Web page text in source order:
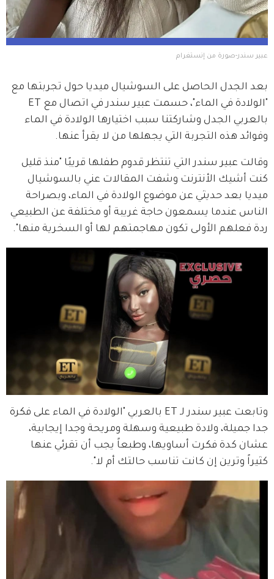
عبير سندر-صورة من إنستغرام
بعد الجدل الحاصل على السوشيال ميديا حول تجربتها مع
بالعربي الجدل وشاركتنا سبب اختيارها الولادة في الماء
وفوائد هذه التجربة التي يجهلها من لا يقرأ عنها.
وقالت عبير سندر التي تنتظر قدوم طفلها قريبًا "منذ قليل
كنت أشيك الأنترنت وشفت المقالات عني بالسوشيال
ميديا بعد حديثي عن موضوع الولادة في الماء، وبصراحة
الناس عندما يسمعون حاجة غريبة أو مختلفة عن الطبيعي
ردة فعلهم الأولى تكون مهاجمتهم لها أو السخرية منها".
وتابعت عبير سندر لـ ET بالعربي "الولادة في الماء على فكرة
جدا جميلة، ولادة طبيعية وسهلة ومريحة وجدا إيجابية،
عشان كدة فكرت أساويها، وطبعاً يجب أن تقرئي عنها
كثيراً وترين إن كانت تناسب حالتك أم لا".